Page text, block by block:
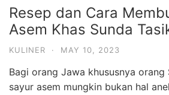
Resep dan Cara
Asem Khas Sunda
KULINER · MAY 10, 2023
Bagi orang Jawa khususnya orang
sayur asem mungkin bukan hal